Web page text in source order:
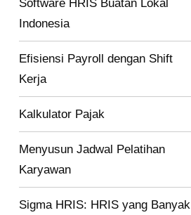
Software HRIS Buatan Lokal
Indonesia
Efisiensi Payroll dengan Shift
Kerja
Kalkulator Pajak
Menyusun Jadwal Pelatihan
Karyawan
Sigma HRIS: HRIS yang Banyak